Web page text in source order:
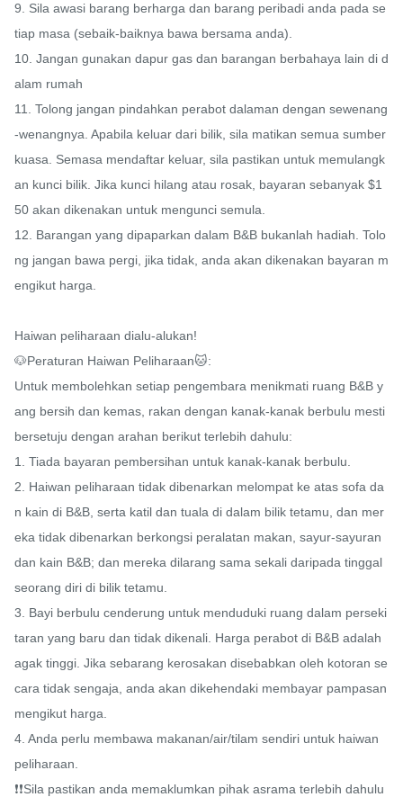
9. Sila awasi barang berharga dan barang peribadi anda pada se
tiap masa (sebaik-baiknya bawa bersama anda).
10. Jangan gunakan dapur gas dan barangan berbahaya lain di d
alam rumah
11. Tolong jangan pindahkan perabot dalaman dengan sewenang
-wenangnya. Apabila keluar dari bilik, sila matikan semua sumber
kuasa. Semasa mendaftar keluar, sila pastikan untuk memulangk
an kunci bilik. Jika kunci hilang atau rosak, bayaran sebanyak $1
50 akan dikenakan untuk mengunci semula.
12. Barangan yang dipaparkan dalam B&B bukanlah hadiah. Tolo
ng jangan bawa pergi, jika tidak, anda akan dikenakan bayaran m
engikut harga.
Haiwan peliharaan dialu-alukan!
🐶Peraturan Haiwan Peliharaan🐱:
Untuk membolehkan setiap pengembara menikmati ruang B&B y
ang bersih dan kemas, rakan dengan kanak-kanak berbulu mesti
bersetuju dengan arahan berikut terlebih dahulu:
1. Tiada bayaran pembersihan untuk kanak-kanak berbulu.
2. Haiwan peliharaan tidak dibenarkan melompat ke atas sofa da
n kain di B&B, serta katil dan tuala di dalam bilik tetamu, dan mer
eka tidak dibenarkan berkongsi peralatan makan, sayur-sayuran
dan kain B&B; dan mereka dilarang sama sekali daripada tinggal
seorang diri di bilik tetamu.
3. Bayi berbulu cenderung untuk menduduki ruang dalam perseki
taran yang baru dan tidak dikenali. Harga perabot di B&B adalah
agak tinggi. Jika sebarang kerosakan disebabkan oleh kotoran se
cara tidak sengaja, anda akan dikehendaki membayar pampasan
mengikut harga.
4. Anda perlu membawa makanan/air/tilam sendiri untuk haiwan
peliharaan.
❗️❗️Sila pastikan anda memaklumkan pihak asrama terlebih dahulu